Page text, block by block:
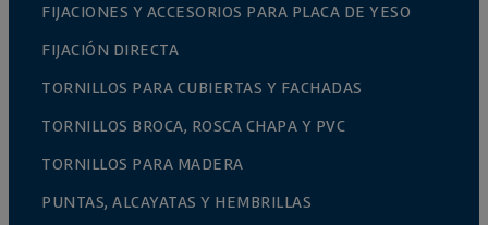
FIJACIONES Y ACCESORIOS PARA PLACA DE YESO
FIJACIÓN DIRECTA
TORNILLOS PARA CUBIERTAS Y FACHADAS
TORNILLOS BROCA, ROSCA CHAPA Y PVC
TORNILLOS PARA MADERA
PUNTAS, ALCAYATAS Y HEMBRILLAS